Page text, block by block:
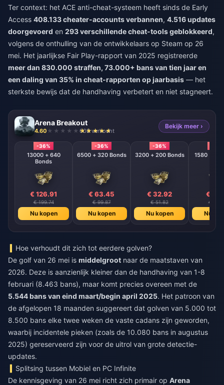
Ter context: het ACE anti-cheat-systeem heeft sinds de Early
Access 408.133 cheater-accounts verbannen, 4.516 updates
doorgevoerd en 293 verschillende cheat-tools geblokkeerd,
volgens de onthulling van de ontwikkelaars op Steam op 26
mei. Het jaarlijkse Fair Play-rapport van 2025 registreerde
meer dan 830.000 straffen, 73.000+ bans van tien jaar en
een daling van 35% in cheat-rapporten op jaarbasis — het
sterkste bewijs dat de handhaving verbetert en niet stagneert.
Arena Breakout
4.60 608 verkocht
Bekijk meer ›
-36%
13000 + 640
Bonds
€ 126.91
€ 199.74
Nu kopen
-36%
6500 + 320 Bonds
€ 63.45
€ 99.87
Nu kopen
-36%
3200 + 200 Bonds
€ 32.92
€ 51.82
Nu kopen
€
€
Nu
Hoe verhoudt dit zich tot eerdere golven?
De golf van 26 mei is middelgroot naar de maatstaven van
2026. Deze is aanzienlijk kleiner dan de handhaving van 1-8
februari (8.463 bans), maar komt precies overeen met de
5.544 bans van eind maart/begin april 2025. Het patroon van
de afgelopen 18 maanden suggereert dat golven van 5.000 tot
8.500 bans elke twee weken de vaste cadans zijn geworden,
waarbij incidentele pieken (zoals de 10.080 bans in augustus
2025) gereserveerd zijn voor de uitrol van grote detectie-
updates.
Splitsing tussen Mobiel en PC Infinite
De kennisgeving van 26 mei richt zich primair op Arena